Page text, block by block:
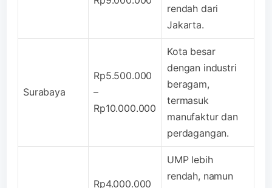
rendah dari
Jakarta.
Surabaya
Rp5.500.000
–
Rp10.000.000
Kota besar
dengan industri
beragam,
termasuk
manufaktur dan
perdagangan.
Rp4.000.000
UMP lebih
rendah, namun